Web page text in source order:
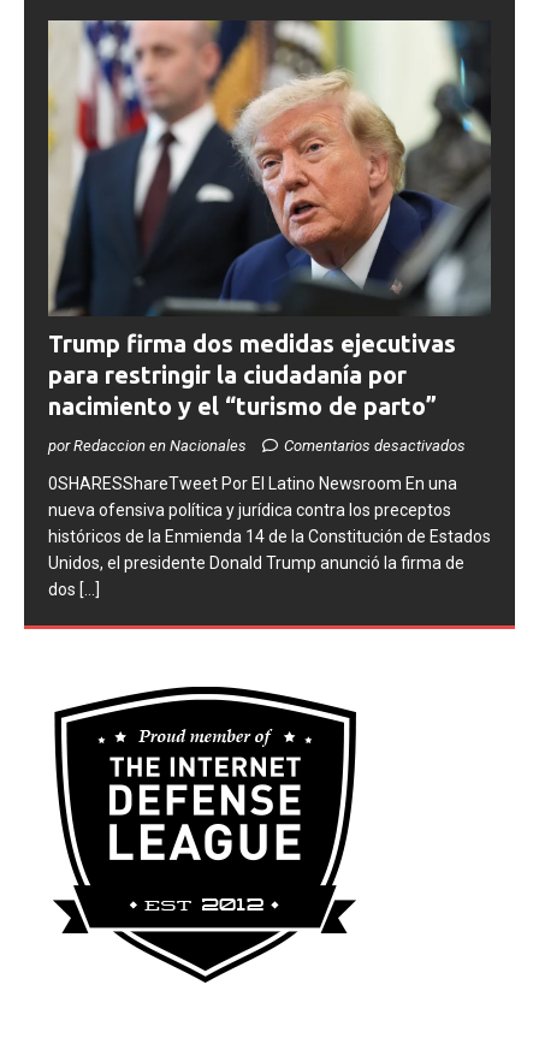
Trump firma dos medidas ejecutivas
para restringir la ciudadanía por
nacimiento y el “turismo de parto”
por Redaccion en Nacionales
0SHARESShareTweet ​Por El Latino Newsroom ​En una
nueva ofensiva política y jurídica contra los preceptos
históricos de la Enmienda 14 de la Constitución de Estados
Unidos, el presidente Donald Trump anunció la firma de
[...]